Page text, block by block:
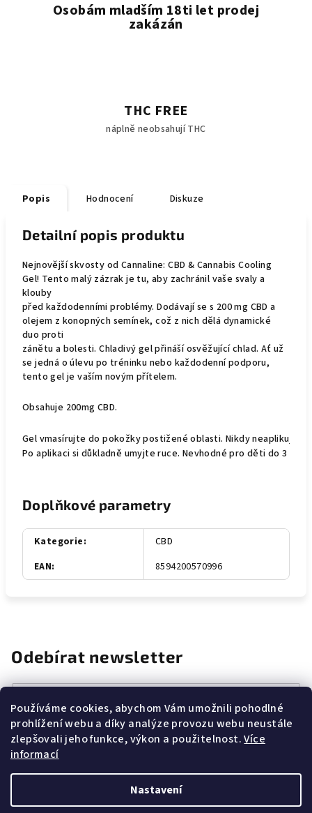
Používáme cookies, abychom Vám umožnili pohodlné
prohlížení webu a díky analýze provozu webu neustále
zlepšovali jeho funkce, výkon a použitelnost.Více
informací
Nastavení
Osobám mladším 18ti let prodej
zakázán
THC FREE
náplně neobsahují THC
Popis Hodnocení Diskuze
Detailní popis produktu
Nejnovější skvosty od Cannaline: CBD & Cannabis Cooling
Gel! Tento malý zázrak je tu, aby zachránil vaše svaly a
klouby
před každodenními problémy. Dodávají se s 200 mg CBD a
olejem z konopných semínek, což z nich dělá dynamické
duo proti
zánětu a bolesti. Chladivý gel přináší osvěžující chlad. Ať už
se jedná o úlevu po tréninku nebo každodenní podporu,
tento gel je vaším novým přítelem.
Obsahuje 200mg CBD.
Gel vmasírujte do pokožky postižené oblasti. Nikdy neaplikujte
Po aplikaci si důkladně umyjte ruce. Nevhodné pro děti do 3 let.
Doplňkové parametry
Kategorie:
CBD
EAN: 8594200570996
Odebírat newsletter
Vložením e-mailu souhlasíte spodmínkami ochrany osobních
údajů